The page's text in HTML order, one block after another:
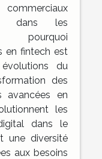
dans les
pourquoi
en fintech est
du
des
avancées en
les
dans le
une diversité
aux besoins